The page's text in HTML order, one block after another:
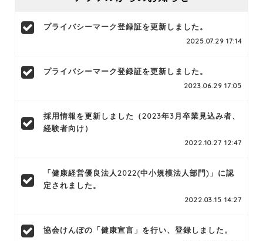
プライバシーマーク登録証を更新しました。
2025.07.29 17:14
プライバシーマーク登録証を更新しました。
2023.06.29 17:05
採用情報を更新しました（2023年3月卒業見込み者、
経験者向け）
2022.10.27 12:47
「健康経営優良法人2022(中小規模法人部門)」に認
定されました。
2022.03.15 14:27
協会けんぽの「健康宣言」を行い、登録しました。